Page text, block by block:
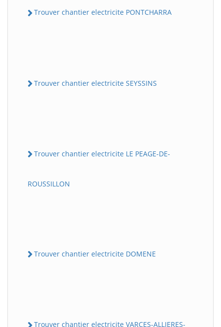
Trouver chantier electricite PONTCHARRA
Trouver chantier electricite SEYSSINS
Trouver chantier electricite LE PEAGE-DE-
ROUSSILLON
Trouver chantier electricite DOMENE
Trouver chantier electricite VARCES-ALLIERES-